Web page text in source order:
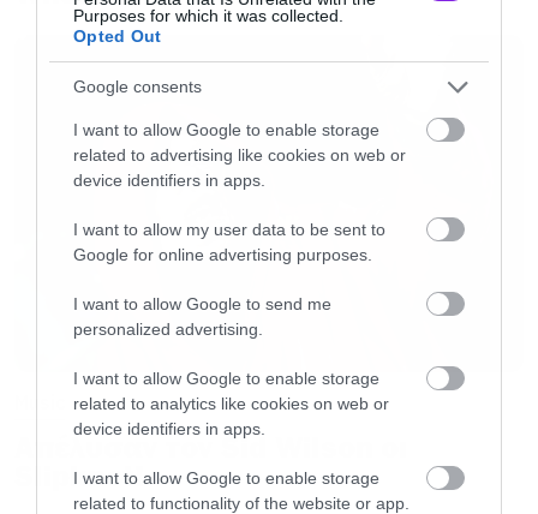
Purposes for which it was collected.
Opted Out
Google consents
I want to allow Google to enable storage
related to advertising like cookies on web or
device identifiers in apps.
I want to allow my user data to be sent to
Google for online advertising purposes.
I want to allow Google to send me
personalized advertising.
I want to allow Google to enable storage
related to analytics like cookies on web or
device identifiers in apps.
I want to allow Google to enable storage
related to functionality of the website or app.
αγαπάω τον James και ξέρω ότι και αυτός
μεγαπάει και ενδιαφέρεται για εμένα. Μπορείς
να το δεις όταν τα πράγματα είναι δύσκολα
όπως αυτή η ασθένεια που απειλεί τη ζωή σου.
Ποιος έρχεται να σταθεί δίπλα μου; Ο James».
Όπως λέει ο «εγκέφαλος» των Megadeth, μετά
επικοινώνησαν μαζί του ο Ozzy Osbourne και ο
Απέλυσαν τον Sid Wilson οι
Slipknot!